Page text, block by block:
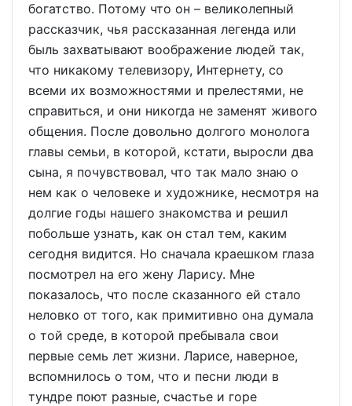
богатство. Потому что он – великолепный
рассказчик, чья рассказанная легенда или
быль захватывают воображение людей так,
что никакому телевизору, Интернету, со
всеми их возможностями и прелестями, не
справиться, и они никогда не заменят живого
общения. После довольно долгого монолога
главы семьи, в которой, кстати, выросли два
сына, я почувствовал, что так мало знаю о
нем как о человеке и художнике, несмотря на
долгие годы нашего знакомства и решил
побольше узнать, как он стал тем, каким
сегодня видится. Но сначала краешком глаза
посмотрел на его жену Ларису. Мне
показалось, что после сказанного ей стало
неловко от того, как примитивно она думала
о той среде, в которой пребывала свои
первые семь лет жизни. Ларисе, наверное,
вспомнилось о том, что и песни люди в
тундре поют разные, счастье и горе